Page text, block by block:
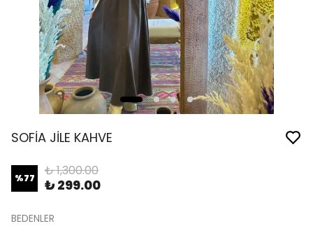
SOFİA JİLE KAHVE
%77 ₺ 1,300.00
₺ 299.00
BEDENLER